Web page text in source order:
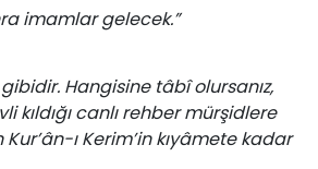
imamlar gelecek.”
Hangisine tâbî olursanız,
canlı rehber mürşidlere
ı Kerim’in kıyâmete kadar